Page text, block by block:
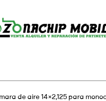
de aire 14×2,125 para